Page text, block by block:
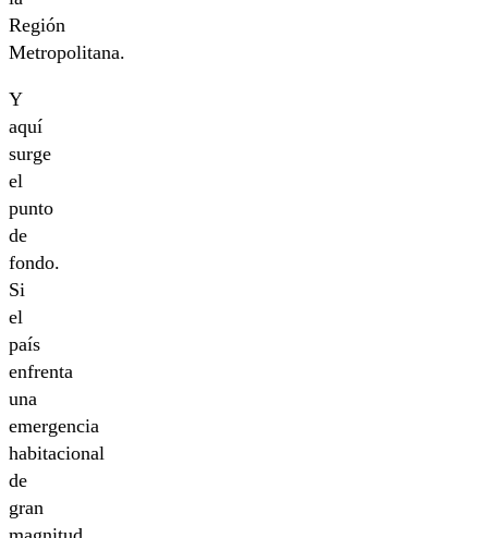
Región
Metropolitana.
Y
aquí
surge
el
punto
de
fondo.
Si
el
país
enfrenta
una
emergencia
habitacional
de
gran